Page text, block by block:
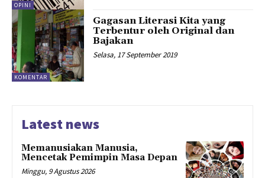
OPINI
KOMENTAR
Gagasan Literasi Kita yang
Terbentur oleh Original dan
Bajakan
Selasa, 17 September 2019
Latest news
Memanusiakan Manusia,
Mencetak Pemimpin Masa Depan
Minggu, 9 Agustus 2026